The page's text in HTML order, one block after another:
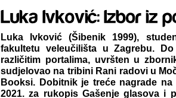
Luka Ivković (Šibenik 1999),
fakultetu veleučilišta u Zagrebu.
različitim portalima, uvršten u
sudjelovao na tribini Rani radovi u
Booksi. Dobitnik je treće nagrade
2021. za rukopis Gašenje glasova i